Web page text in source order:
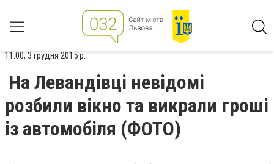
11:00, 3 грудня 2015 р.
На Левандівці невідомі
розбили вікно та викрали гроші
із автомобіля (ФОТО)